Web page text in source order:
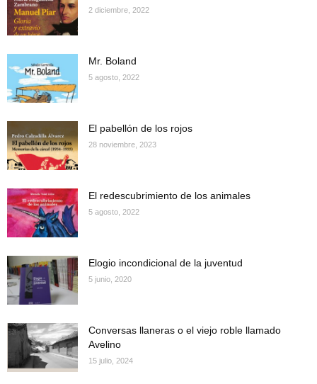
2 diciembre, 2022
Mr. Boland
5 agosto, 2022
El pabellón de los rojos
28 noviembre, 2023
El redescubrimiento de los animales
5 agosto, 2022
Elogio incondicional de la juventud
5 junio, 2020
Conversas llaneras o el viejo roble llamado
Avelino
15 julio, 2024